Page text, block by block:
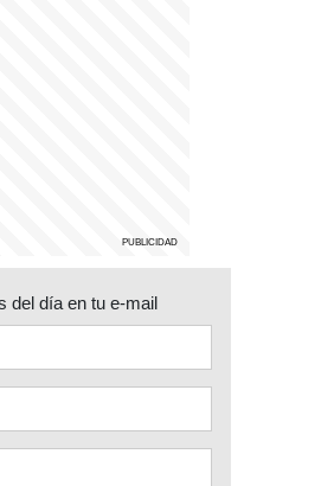
del día en tu e-mail